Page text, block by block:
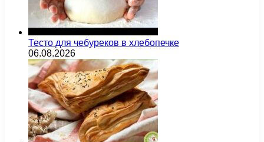
Тесто для чебуреков в хлебопечке
06.08.2026